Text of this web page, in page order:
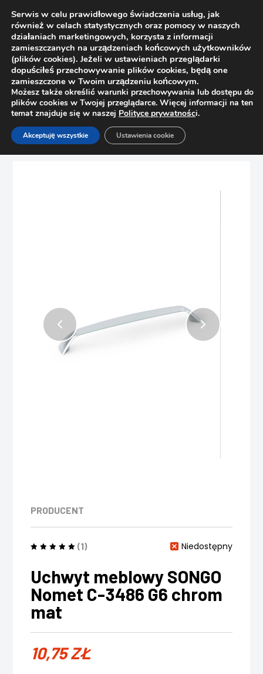
Strona główna Sklep
Uchwyty
Uchwyt meblowy SONGO Nomet C-3486 G6 chrom mat
PRODUCENT
(1) Niedostępny
Uchwyt meblowy SONGO
Nomet C-3486 G6 chrom
mat
10,75ZŁ
Serwis w celu prawidłowego świadczenia usług, jak
również w celach statystycznych oraz pomocy w naszych
działaniach marketingowych, korzysta z informacji
zamieszczanych na urządzeniach końcowych użytkowników
(plików cookies). Jeżeli w ustawieniach przeglądarki
dopuściłeś przechowywanie plików cookies, będą one
zamieszczone w Twoim urządzeniu końcowym.
Możesz także określić warunki przechowywania lub dostępu do
plików cookies w Twojej przeglądarce. Więcej informacji na ten
temat znajduje się w naszej Polityce prywatności.
Akceptuję wszystkie Ustawienia cookie